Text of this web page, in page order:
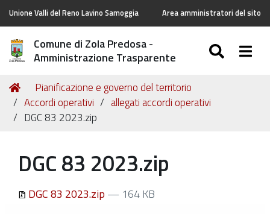
Unione Valli del Reno Lavino Samoggia Area amministratori del sito
Comune di Zola Predosa -
Amministrazione Trasparente
Tu
sei
qui:
Home
Pianificazione e governo del territorio
Accordi operativi
allegati accordi operativi
DGC 83 2023.zip
DGC 83 2023.zip
DGC 83 2023.zip — 164 KB